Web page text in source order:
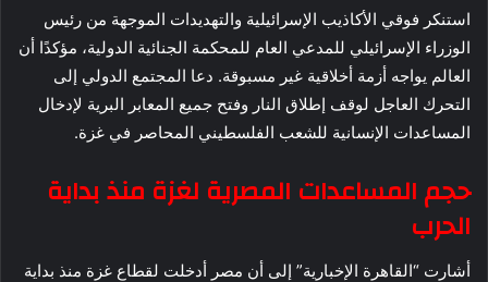
استنكر فوقي الأكاذيب الإسرائيلية والتهديدات الموجهة من رئيس
الوزراء الإسرائيلي للمدعي العام للمحكمة الجنائية الدولية، مؤكدًا أن
العالم يواجه أزمة أخلاقية غير مسبوقة. دعا المجتمع الدولي إلى
التحرك العاجل لوقف إطلاق النار وفتح جميع المعابر البرية لإدخال
المساعدات الإنسانية للشعب الفلسطيني المحاصر في غزة.
حجم المساعدات المصرية لغزة منذ بداية
الحرب
أشارت “القاهرة الإخبارية” إلى أن مصر أدخلت لقطاع غزة منذ بداية